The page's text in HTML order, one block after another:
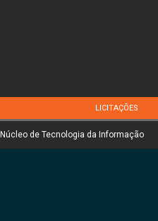
LICITAÇÕES
de Tecnologia da Informação